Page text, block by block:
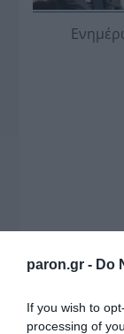
paron.gr - Do
If you wish to
processing of